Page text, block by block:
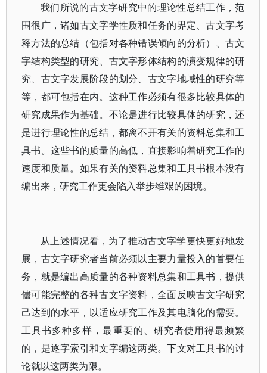
我们所说的古文字研究中的理论性总结工作，范
围很广，诸如古文字学性质和任务的界定、古文字考
释方法的总结（包括对各种错误倾向的分析）、古文
字结构类型的研究、古文字形体结构的演变规律的研
究、古文字发展阶段的划分、古文字地域性的研究等
等，都可包括在内。这种工作必须有很多比较具体的
研究成果作为基础。不论是进行比较具体的研究，还
是进行理论性的总结，都离不开有关的资料总集和工
具书。这些书的质量的高低，直接影响着研究工作的
速度和质量。如果有关的资料总集和工具书根本没有
编出来，研究工作更会陷入举步维艰的困境。
从上述情况看，为了推动古文字学更快更好地发
展，古文字研究者当前必须以主要力量投入的首要任
务，就是编出高质量的各种资料总集和工具书，提供
儘可能完整的各种古文字资料，全面反映古文字研究
己达到的水平，以适应研究工作及其电脑化的需要。
工具书多种多样，最重要的、研究者使用得最频繁
的，是逐字索引和文字编这两类。下文对工具书的讨
论就以这两类为限。